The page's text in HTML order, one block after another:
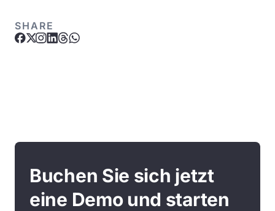
SHARE
Buchen Sie sich jetzt
eine Demo und starten